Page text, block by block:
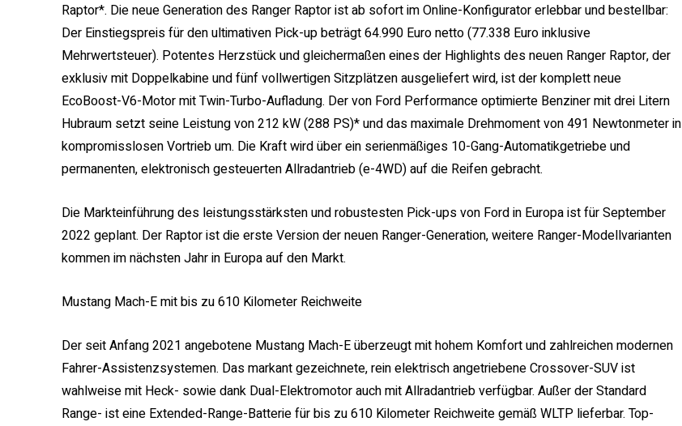
Raptor*. Die neue Generation des Ranger Raptor ist ab sofort im Online-Konfigurator erlebbar und bestellbar:
Der Einstiegspreis für den ultimativen Pick-up beträgt 64.990 Euro netto (77.338 Euro inklusive
Mehrwertsteuer). Potentes Herzstück und gleichermaßen eines der Highlights des neuen Ranger Raptor, der
exklusiv mit Doppelkabine und fünf vollwertigen Sitzplätzen ausgeliefert wird, ist der komplett neue
EcoBoost-V6-Motor mit Twin-Turbo-Aufladung. Der von Ford Performance optimierte Benziner mit drei Litern
Hubraum setzt seine Leistung von 212 kW (288 PS)* und das maximale Drehmoment von 491 Newtonmeter in
kompromisslosen Vortrieb um. Die Kraft wird über ein serienmäßiges 10-Gang-Automatikgetriebe und
permanenten, elektronisch gesteuerten Allradantrieb (e-4WD) auf die Reifen gebracht.
Die Markteinführung des leistungsstärksten und robustesten Pick-ups von Ford in Europa ist für September
2022 geplant. Der Raptor ist die erste Version der neuen Ranger-Generation, weitere Ranger-Modellvarianten
kommen im nächsten Jahr in Europa auf den Markt.
Mustang Mach-E mit bis zu 610 Kilometer Reichweite
Der seit Anfang 2021 angebotene Mustang Mach-E überzeugt mit hohem Komfort und zahlreichen modernen
Fahrer-Assistenzsystemen. Das markant gezeichnete, rein elektrisch angetriebene Crossover-SUV ist
wahlweise mit Heck- sowie dank Dual-Elektromotor auch mit Allradantrieb verfügbar. Außer der Standard
Range- ist eine Extended-Range-Batterie für bis zu 610 Kilometer Reichweite gemäß WLTP lieferbar. Top-